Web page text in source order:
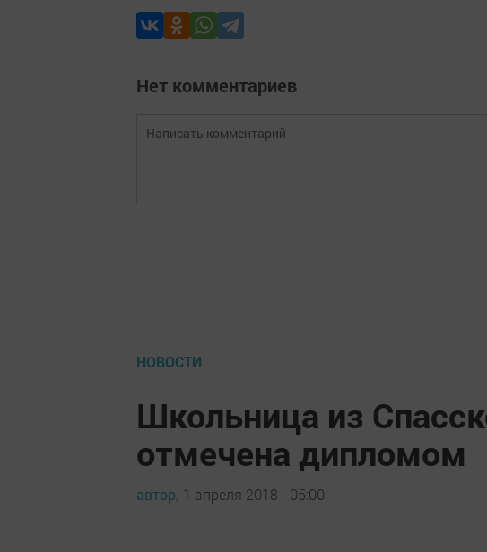
Нет комментариев
НОВОСТИ
Школьница из
отмечена дипломом
автор, 1 апреля 2018 - 05:00